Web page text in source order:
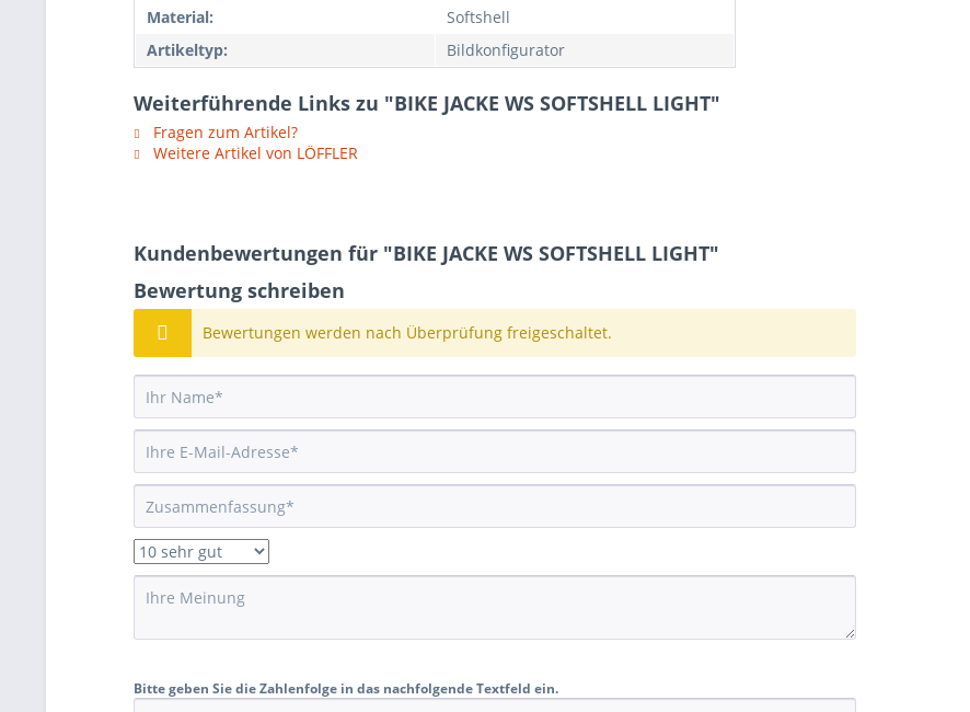
Material:
Softshell
Artikeltyp:
Bildkonfigurator
Weiterführende Links zu "BIKE JACKE WS SOFTSHELL LIGHT"
Fragen zum Artikel?
Weitere Artikel von LÖFFLER
Kundenbewertungen für "BIKE JACKE WS SOFTSHELL LIGHT"
Bewertung schreiben
Bewertungen werden nach Überprüfung freigeschaltet.
Bitte geben Sie die Zahlenfolge in das nachfolgende Textfeld ein.